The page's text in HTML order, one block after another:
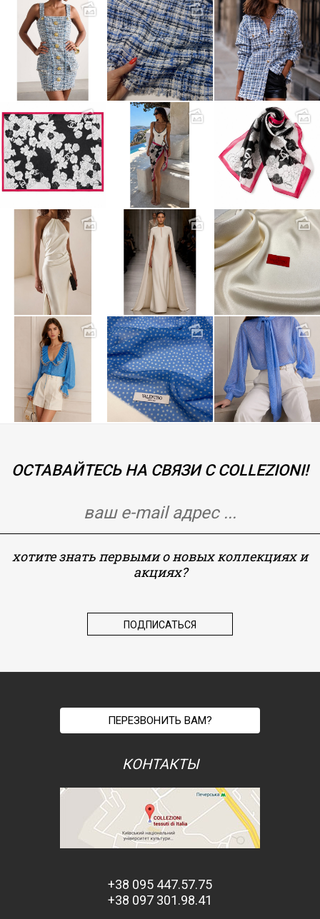
ОСТАВАЙТЕСЬ НА СВЯЗИ С COLLEZIONI!
хотите знать первыми о новых коллекциях и
акциях?
ПЕРЕЗВОНИТЬ ВАМ?
КОНТАКТЫ
+38 095 447.57.75
+38 097 301.98.41